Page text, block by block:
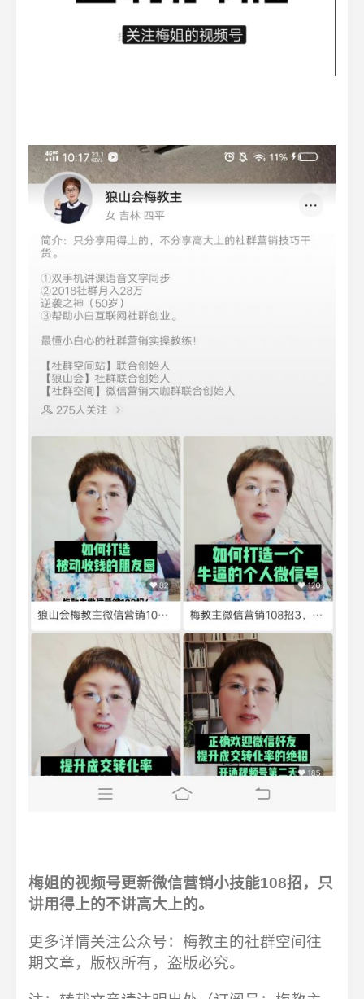
梅姐的视频号更新微信营销小技能108招，只
讲用得上的不讲高大上的。
更多详情关注公众号：梅教主的社群空间往
期文章，版权所有，盗版必究。